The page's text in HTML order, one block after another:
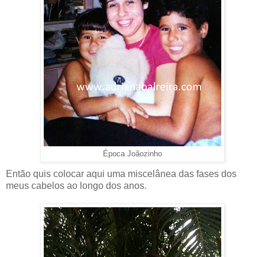
Época Joãozinho
Então quis colocar aqui uma miscelânea das fases dos
meus cabelos ao longo dos anos.